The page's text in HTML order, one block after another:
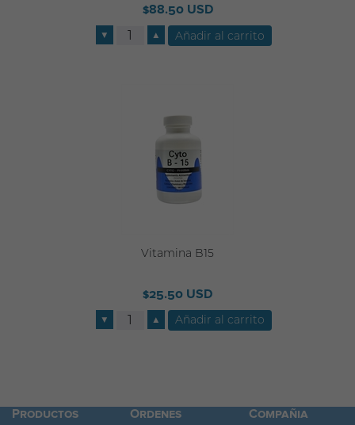
$88.50 USD
▼ ▲
Vitamina B15
$25.50 USD
▼ ▲
Productos Ordenes Compañia